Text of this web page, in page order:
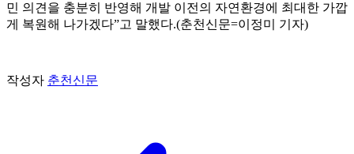
민 의견을 충분히 반영해 개발 이전의 자연환경에 최대한 가깝
게 복원해 나가겠다”고 말했다.(춘천신문=이정미 기자)
작성자 춘천신문